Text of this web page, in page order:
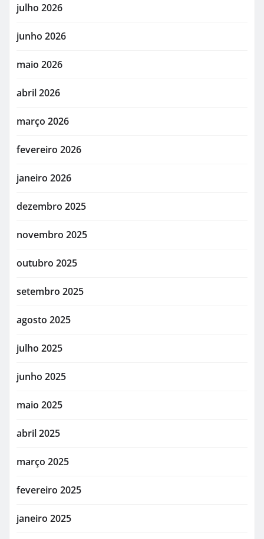
julho 2026
junho 2026
maio 2026
abril 2026
março 2026
fevereiro 2026
janeiro 2026
dezembro 2025
novembro 2025
outubro 2025
setembro 2025
agosto 2025
julho 2025
junho 2025
maio 2025
abril 2025
março 2025
fevereiro 2025
janeiro 2025